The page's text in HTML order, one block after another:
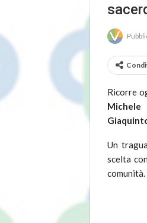
Ricorre
Michele
Un
scelta
comunità.